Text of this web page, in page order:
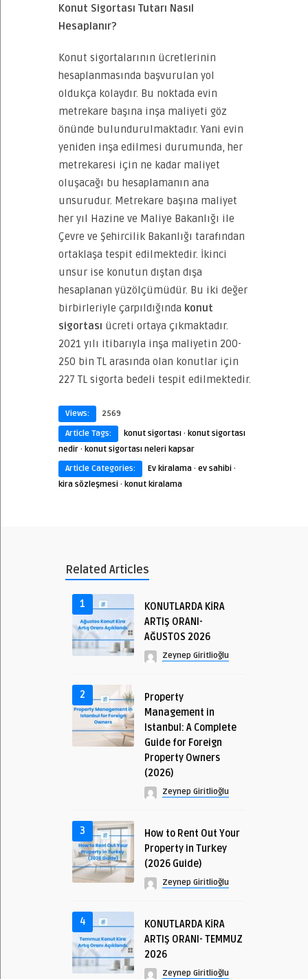
Konut Sigortası Tutarı Nasıl
Hesaplanır?
Konut sigortalarının ücretlerinin
hesaplanmasında başvurulan yol
oldukça kolaydır. Bu noktada evin
metrekare başına inşa maliyeti göz
önünde bulundurulmaktadır. Yani evin
yeniden inşa edilmesi durumunda, her
metrekaresi için ne kadar maliyet
oluşacağı bu hesaplamanın ana
unsurudur. Metrekare başına maliyet
her yıl Hazine ve Maliye Bakanlığı ile
Çevre ve Şehircilik Bakanlığı tarafından
ortaklaşa tespit edilmektedir. İkinci
unsur ise konutun dıştan dışa
hesaplanan yüzölçümüdür. Bu iki değer
birbirleriyle çarpıldığında konut
sigortası ücreti ortaya çıkmaktadır.
2021 yılı itibarıyla inşa maliyetin 200-
250 bin TL arasında olan konutlar için
227 TL sigorta bedeli tespit edilmektedir.
Views:
2569
Article Tags:
konut sigortası · konut sigortası
nedir · konut sigortası neleri kapsar
Article Categories:
Ev kiralama · ev sahibi ·
kira sözleşmesi · konut kiralama
Related Articles
1
KONUTLARDA KİRA
ARTIŞ ORANI-
AĞUSTOS 2026
Zeynep Giritlioğlu
2
Property
Management in
Istanbul: A Complete
Guide for Foreign
Property Owners
(2026)
Zeynep Giritlioğlu
3
How to Rent Out Your
Property in Turkey
(2026 Guide)
Zeynep Giritlioğlu
4
KONUTLARDA KİRA
ARTIŞ ORANI- TEMMUZ
2026
Zeynep Giritlioğlu